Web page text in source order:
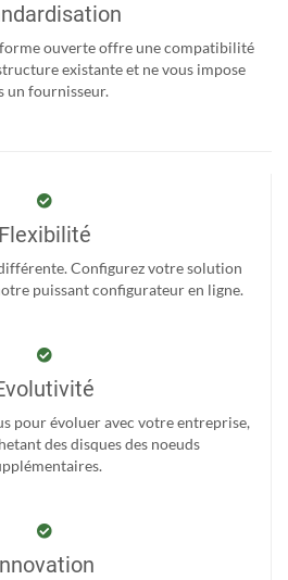
ouverte offre une compatibilité
existante et ne vous impose
un fournisseur.
Flexibilité
Configurez votre solution
puissant configurateur en ligne.
pour évoluer avec votre entreprise,
des disques des noeuds